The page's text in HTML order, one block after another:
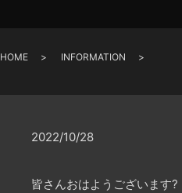
HOME INFORMATION
2022/10/28
皆さんおはようございます?